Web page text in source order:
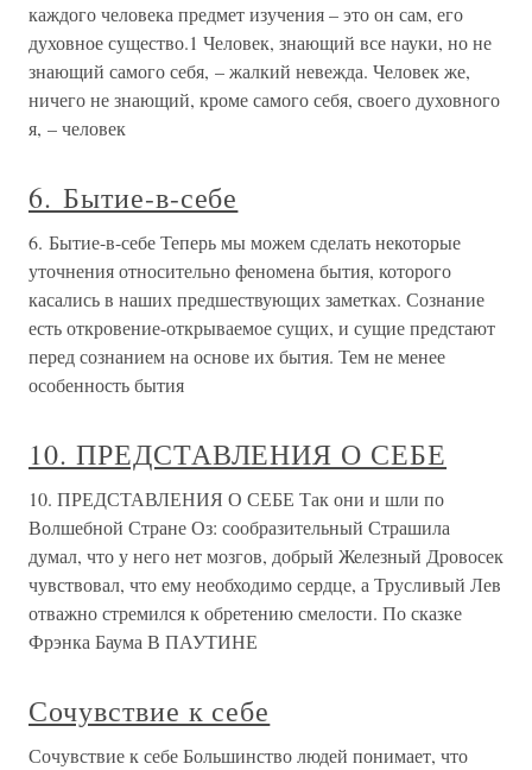
каждого человека предмет изучения – это он сам, его
духовное существо.1 Человек, знающий все науки, но не
знающий самого себя, – жалкий невежда. Человек же,
ничего не знающий, кроме самого себя, своего духовного
я, – человек
6. Бытие-в-себе
6. Бытие-в-себе Теперь мы можем сделать некоторые
уточнения относительно феномена бытия, которого
касались в наших предшествующих заметках. Сознание
есть откровение-открываемое сущих, и сущие предстают
перед сознанием на основе их бытия. Тем не менее
особенность бытия
10. ПРЕДСТАВЛЕНИЯ О СЕБЕ
10. ПРЕДСТАВЛЕНИЯ О СЕБЕ Так они и шли по
Волшебной Стране Оз: сообразительный Страшила
думал, что у него нет мозгов, добрый Железный Дровосек
чувствовал, что ему необходимо сердце, а Трусливый Лев
отважно стремился к обретению смелости. По сказке
Фрэнка Баума В ПАУТИНЕ
Сочувствие к себе
Сочувствие к себе Большинство людей понимает, что